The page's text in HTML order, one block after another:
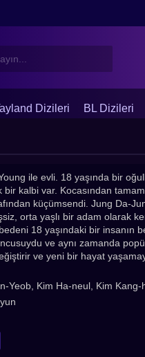
Dizileri BL Dizileri
ile evli. 18 yaşında bir
bir kalbi var. Kocasından
küçümsendi. Jung Da-
orta yaşlı bir adam olarak
18 yaşındaki bir insanın
ve aynı zamanda
ve yeni bir hayat
altyazılı izle. En çok
Tayland Dizileri , Çin
Yeob, Kim Ha-neul, Kim